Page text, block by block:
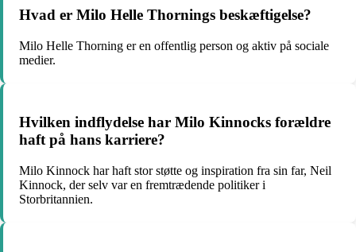
Hvad er Milo Helle Thornings beskæftigelse?
Milo Helle Thorning er en offentlig person og aktiv på sociale
medier.
Hvilken indflydelse har Milo Kinnocks forældre
haft på hans karriere?
Milo Kinnock har haft stor støtte og inspiration fra sin far, Neil
Kinnock, der selv var en fremtrædende politiker i
Storbritannien.